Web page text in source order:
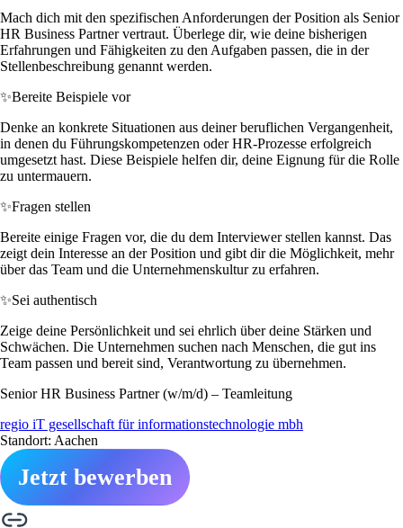
Mach dich mit den spezifischen Anforderungen der Position als Senior
HR Business Partner vertraut. Überlege dir, wie deine bisherigen
Erfahrungen und Fähigkeiten zu den Aufgaben passen, die in der
Stellenbeschreibung genannt werden.
✨Bereite Beispiele vor
Denke an konkrete Situationen aus deiner beruflichen Vergangenheit,
in denen du Führungskompetenzen oder HR-Prozesse erfolgreich
umgesetzt hast. Diese Beispiele helfen dir, deine Eignung für die Rolle
zu untermauern.
✨Fragen stellen
Bereite einige Fragen vor, die du dem Interviewer stellen kannst. Das
zeigt dein Interesse an der Position und gibt dir die Möglichkeit, mehr
über das Team und die Unternehmenskultur zu erfahren.
✨Sei authentisch
Zeige deine Persönlichkeit und sei ehrlich über deine Stärken und
Schwächen. Die Unternehmen suchen nach Menschen, die gut ins
Team passen und bereit sind, Verantwortung zu übernehmen.
Senior HR Business Partner (w/m/d) – Teamleitung
regio iT gesellschaft für informationstechnologie mbh
Standort: Aachen
Jetzt bewerben